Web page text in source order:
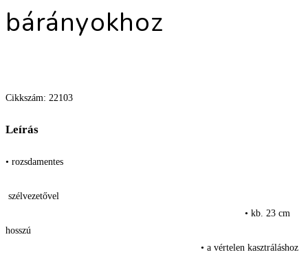
bárányokhoz
Cikkszám: 22103
Leírás
• rozsdamentes
szélvezetővel
• kb. 23 cm
hosszú
• a vértelen kasztráláshoz